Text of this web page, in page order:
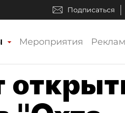
Подписаться
Мероприятия